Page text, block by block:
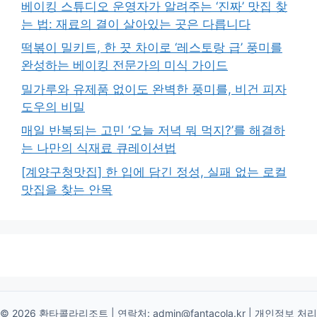
베이킹 스튜디오 운영자가 알려주는 ‘진짜’ 맛집 찾
는 법: 재료의 결이 살아있는 곳은 다릅니다
떡볶이 밀키트, 한 끗 차이로 ‘레스토랑 급’ 풍미를
완성하는 베이킹 전문가의 미식 가이드
밀가루와 유제품 없이도 완벽한 풍미를, 비건 피자
도우의 비밀
매일 반복되는 고민 ‘오늘 저녁 뭐 먹지?’를 해결하
는 나만의 식재료 큐레이션법
[계양구청맛집] 한 입에 담긴 정성, 실패 없는 로컬
맛집을 찾는 안목
© 2026 환타콜라리조트 | 연락처: admin@fantacola.kr 개인정보 처리